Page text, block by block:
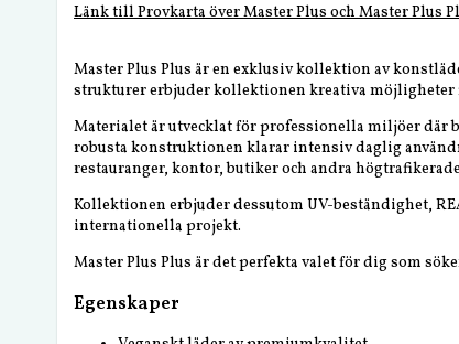
Länk till Provkarta över Master Plus och Master Plus
Master Plus Plus är en exklusiv kollektion av
strukturer erbjuder kollektionen kreativa
Materialet är utvecklat för professionella miljöer där
robusta konstruktionen klarar intensiv daglig
restauranger, kontor, butiker och andra
Kollektionen erbjuder dessutom UV-beständighet,
internationella projekt.
Master Plus Plus är det perfekta valet för dig som
Egenskaper